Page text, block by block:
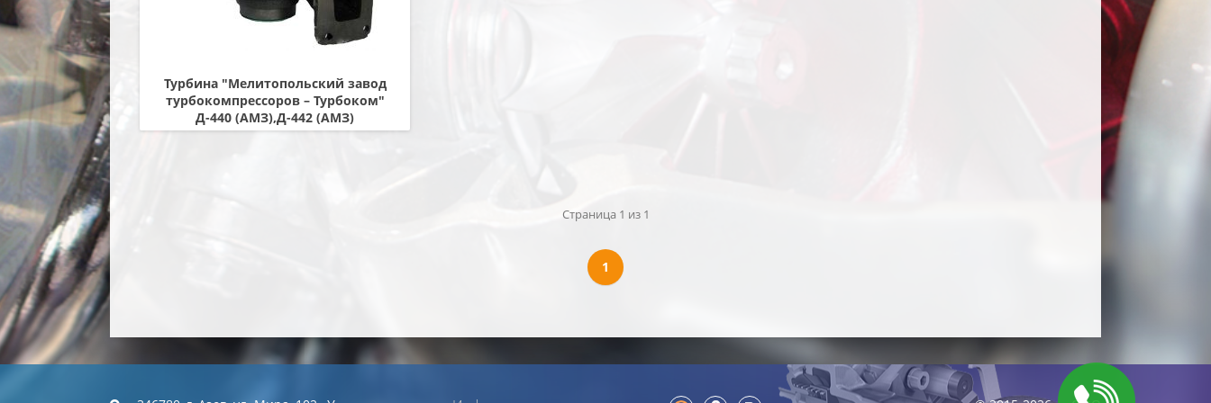
HINO
HOWO
Hyundai
Ikarus
Iveco
Турбина "Мелитопольский завод
турбокомпрессоров – Турбоком"
Д-440 (АМЗ),Д-442 (АМЗ)
Страница 1 из 1
1